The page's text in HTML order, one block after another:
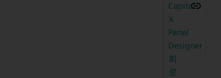
Capital
X
Panel
Designer
회
로